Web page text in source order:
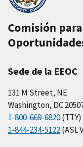
Comisión
Sede de la EEOC
131 M Street, NE
Washington, DC
1-800-669-6820(TTY)
1-844-234-5122(ASL